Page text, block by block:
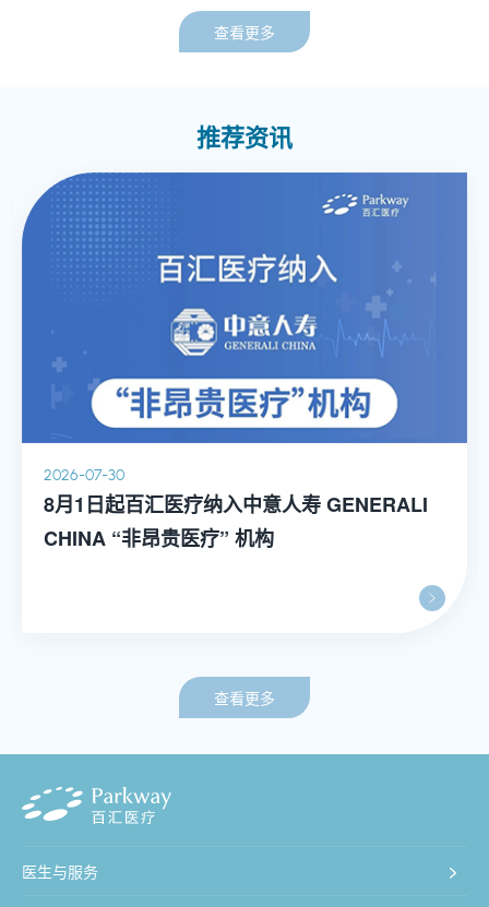
会医疗结构协会肿瘤学分会委员和中国非公医疗机构消
化病专业委员会委员。
查看更多
推荐资讯
2026-07-30
8月1日起百汇医疗纳入中意人寿 GENERALI
CHINA “非昂贵医疗” 机构
查看更多
医生与服务